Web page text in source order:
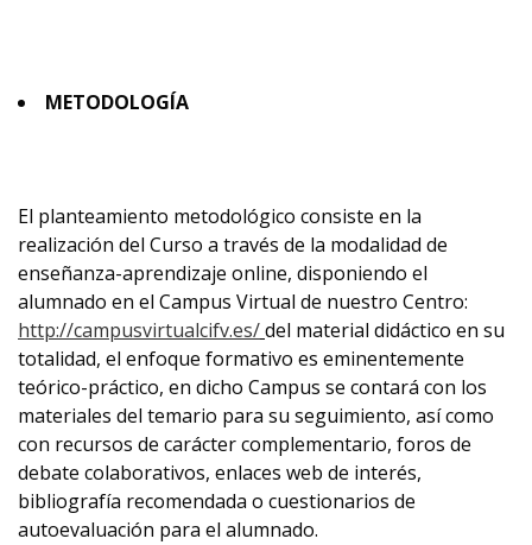
METODOLOGÍA
El planteamiento metodológico consiste en la
realización del Curso a través de la modalidad de
enseñanza-aprendizaje online, disponiendo el
alumnado en el Campus Virtual de nuestro Centro:
http://campusvirtualcifv.es/del material didáctico en su
totalidad, el enfoque formativo es eminentemente
teórico-práctico, en dicho Campus se contará con los
materiales del temario para su seguimiento, así como
con recursos de carácter complementario, foros de
debate colaborativos, enlaces web de interés,
bibliografía recomendada o cuestionarios de
autoevaluación para el alumnado.